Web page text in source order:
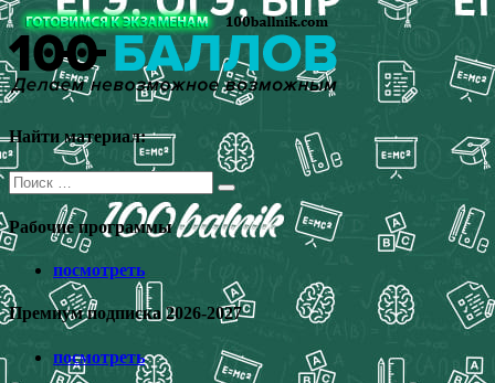
Перейти
к
содержимому
Найти материал:
Поиск
для:
Рабочие программы
посмотреть
Премиум подписка 2026-2027
посмотреть